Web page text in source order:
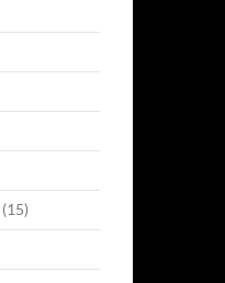
(15)